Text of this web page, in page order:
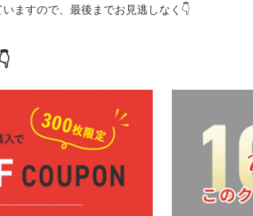
ますので、最後までお見逃しなく👇️